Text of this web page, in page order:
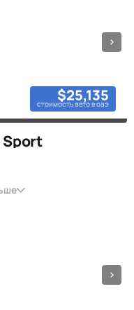
$25,135
стоимость авто в оаэ
Sport